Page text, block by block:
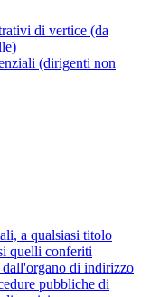
di vertice (da
(dirigenti non
a qualsiasi titolo
quelli conferiti
dall'organo di indirizzo
pubbliche di